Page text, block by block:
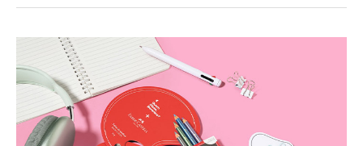
Quem
Disse,
Berenice?
e
Faber-
Castell
anunciam
collab